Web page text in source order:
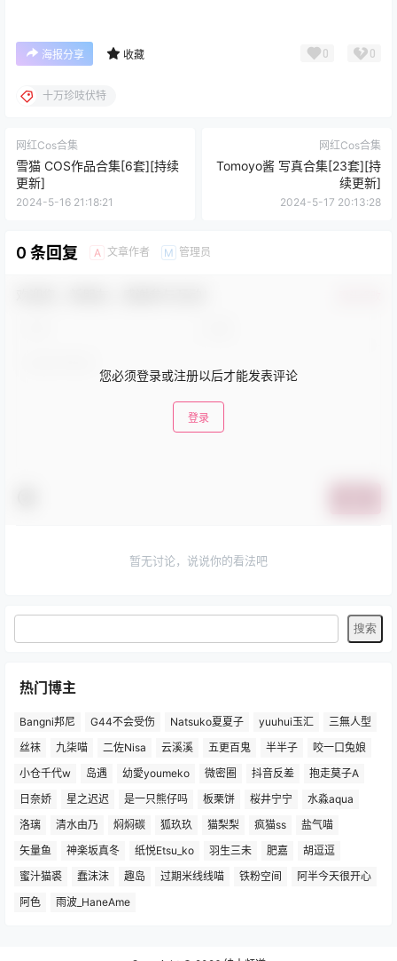
海报分享 收藏 0 0
十万珍吱伏特
网红Cos合集
雪猫 COS作品合集[6套][持续
更新]
2024-5-16 21:18:21
网红Cos合集
Tomoyo酱 写真合集[23套][持
续更新]
2024-5-17 20:13:28
0 条回复 A 文章作者 M 管理员
您必须登录或注册以后才能发表评论
登录
暂无讨论，说说你的看法吧
热门博主
Bangni邦尼 G44不会受伤 Natsuko夏夏子 yuuhui玉汇
三無人型
丝袜
九柒喵 二佐Nisa 云溪溪 五更百鬼 半半子
咬一口兔娘
小仓千代w
岛遇 幼愛youmeko 微密圈 抖音反差
抱走莫子A
日奈娇
星之迟迟 是一只熊仔吗 板栗饼 桜井宁宁
水淼aqua
洛璃
清水由乃 焖焖碳 狐玖玖 猫梨梨 疯猫ss
盐气喵
矢量鱼
神楽坂真冬 纸悦Etsu_ko 羽生三未 肥嘉
胡逗逗
蜜汁猫裘
蠢沫沫 趣岛 过期米线线喵 铁粉空间
阿半今天很开心
阿色
雨波_HaneAme